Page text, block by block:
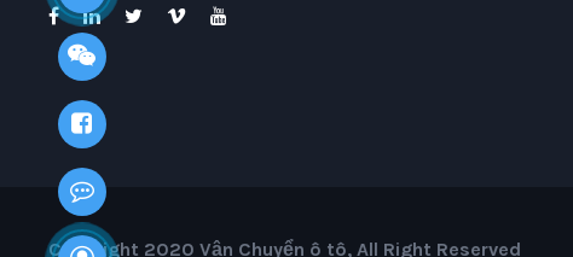
Copyright 2020 Vận Chuyển ô tô, All Right Reserved